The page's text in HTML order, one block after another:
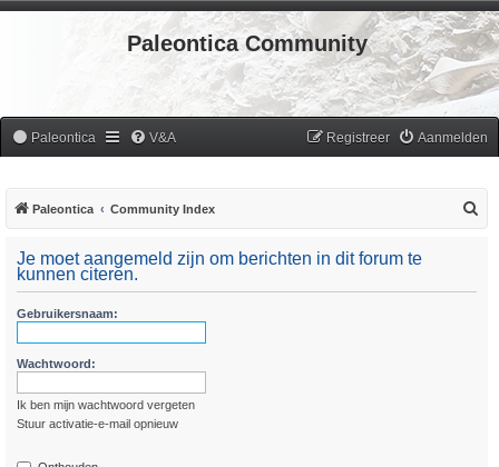
Paleontica Community
Paleontica V&A Aanmelden
Registreer
Paleontica Community Index
Je moet aangemeld zijn om berichten in dit forum te
kunnen citeren.
Gebruikersnaam:
Wachtwoord:
Ik ben mijn wachtwoord vergeten
Stuur activatie-e-mail opnieuw